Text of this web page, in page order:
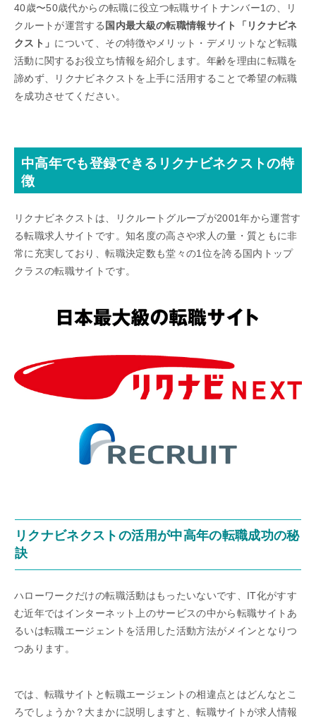
40歳〜50歳代からの転職に役立つ転職サイトナンバー1の、リ
クルートが運営する 国内最大級の転職情報サイト「リクナビネ
クスト」 について、その特徴やメリット・デメリットなど転職
活動に関するお役立ち情報を紹介します。年齢を理由に転職を
諦めず、リクナビネクストを上手に活用することで希望の転職
を成功させてください。
中高年でも登録できるリクナビネクストの特
徴
リクナビネクストは、リクルートグループが2001年から運営す
る転職求人サイトです。知名度の高さや求人の量・質ともに非
常に充実しており、転職決定数も堂々の1位を誇る国内トップ
クラスの転職サイトです。
リクナビネクストの活用が中高年の転職成功の秘
訣
ハローワークだけの転職活動はもったいないです、IT化がすす
む近年ではインターネット上のサービスの中から転職サイトあ
るいは転職エージェントを活用した活動方法がメインとなりつ
つあります。
では、転職サイトと転職エージェントの相違点とはどんなとこ
ろでしょうか？大まかに説明しますと、転職サイトが求人情報